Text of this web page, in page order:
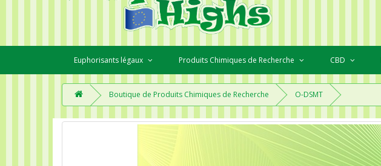
Euphorisants légaux Produits Chimiques de Recherche CBD
Boutique de Produits Chimiques de Recherche O-DSMT